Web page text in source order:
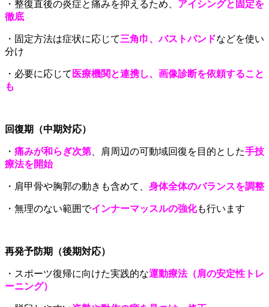
・整復直後の炎症と痛みを抑えるため、 アイシングと固定を
徹底
・固定方法は症状に応じて三角巾、バストバンドなどを使い
分け
・必要に応じて 医療機関と連携し、画像診断を依頼すること
も
回復期（中期対応）
・ 痛みが和らぎ次第 、肩周辺の可動域回復を目的とした手技
療法を開始
・肩甲骨や胸郭の動きも含めて、 身体全体のバランスを調整
・無理のない範囲でインナーマッスルの強化も行います
再発予防期（後期対応）
・スポーツ復帰に向けた実践的な運動療法（肩の安定性トレ
ーニング）